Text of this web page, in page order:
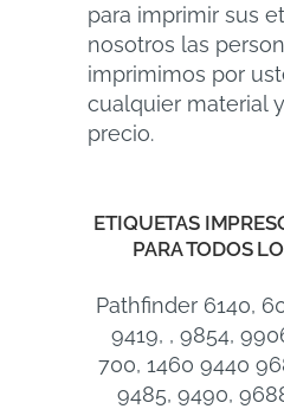
para imprimir sus
nosotros las
imprimimos por
cualquier material
precio.
ETIQUETAS
PARA TODOS
Pathfinder 6140,
9419, , 9854,
700, 1460 9440
9485, 9490,